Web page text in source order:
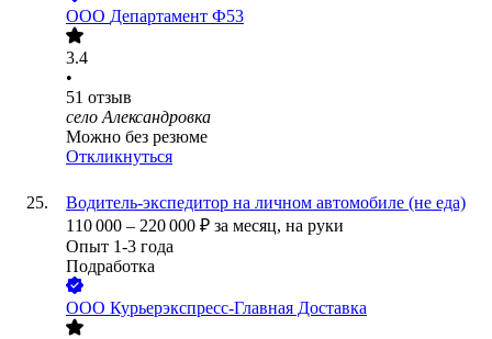
ООО Департамент Ф53
3.4
•
51 отзыв
село Александровка
Можно без резюме
Откликнуться
Водитель-экспедитор на личном автомобиле (не еда)
110 000 – 220 000 ₽ за месяц, на руки
Опыт 1-3 года
Подработка
ООО Курьерэкспресс-Главная Доставка